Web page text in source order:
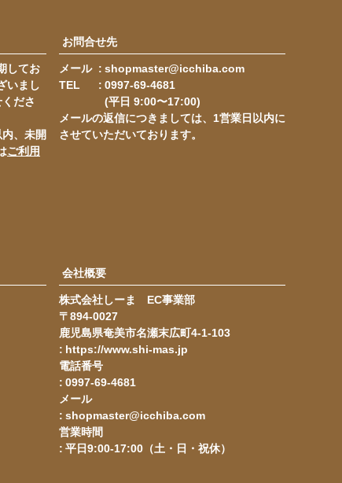
してお
いまし
ださ
、未開
ご利用
お問合せ先
メール
shopmaster@icchiba.com
TEL
0997-69-4681
(平日 9:00〜17:00)
メールの返信につきましては、1営業日以内に
させていただいております。
会社概要
株式会社しーま EC事業部
894-0027
鹿児島県奄美市名瀬末広町4-1-103
https://www.shi-mas.jp
電話番号
0997-69-4681
メール
shopmaster@icchiba.com
営業時間
平日9:00-17:00（土・日・祝休）